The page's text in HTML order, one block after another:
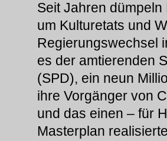
Seit Jahren
um Kulturetats und
Regierungswechsel
es der amtierenden
(SPD), ein neun
ihre Vorgänger von
und das einen – für
Masterplan